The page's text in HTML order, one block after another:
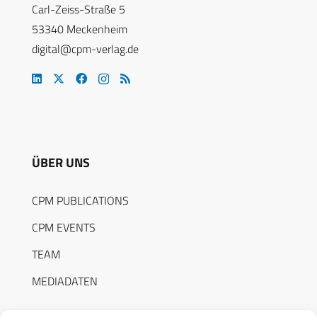
Carl-Zeiss-Straße 5
53340 Meckenheim
digital@cpm-verlag.de
ÜBER UNS
CPM PUBLICATIONS
CPM EVENTS
TEAM
MEDIADATEN